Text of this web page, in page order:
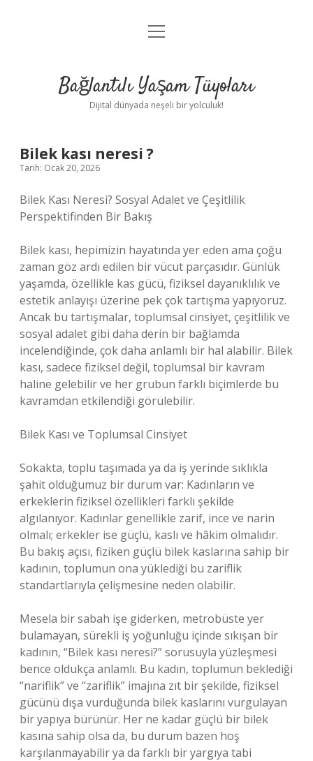
Anasayfa
Yasal Uyarı
menüyü
Bağlantılı Yaşam Tüyoları
Dijital dünyada neşeli bir yolculuk!
Bilek kası neresi ?
Tarih: Ocak 20, 2026
Bilek Kası Neresi? Sosyal Adalet ve Çeşitlilik
Perspektifinden Bir Bakış
Bilek kası, hepimizin hayatında yer eden ama çoğu
zaman göz ardı edilen bir vücut parçasıdır. Günlük
yaşamda, özellikle kas gücü, fiziksel dayanıklılık ve
estetik anlayışı üzerine pek çok tartışma yapıyoruz.
Ancak bu tartışmalar, toplumsal cinsiyet, çeşitlilik ve
sosyal adalet gibi daha derin bir bağlamda
incelendiğinde, çok daha anlamlı bir hal alabilir. Bilek
kası, sadece fiziksel değil, toplumsal bir kavram
haline gelebilir ve her grubun farklı biçimlerde bu
kavramdan etkilendiği görülebilir.
Bilek Kası ve Toplumsal Cinsiyet
Sokakta, toplu taşımada ya da iş yerinde sıklıkla
şahit olduğumuz bir durum var: Kadınların ve
erkeklerin fiziksel özellikleri farklı şekilde
algılanıyor. Kadınlar genellikle zarif, ince ve narin
olmalı; erkekler ise güçlü, kaslı ve hâkim olmalıdır.
Bu bakış açısı, fiziken güçlü bilek kaslarına sahip bir
kadının, toplumun ona yüklediği bu zariflik
standartlarıyla çelişmesine neden olabilir.
Mesela bir sabah işe giderken, metrobüste yer
bulamayan, sürekli iş yoğunluğu içinde sıkışan bir
kadının, “Bilek kası neresi?” sorusuyla yüzleşmesi
bence oldukça anlamlı. Bu kadın, toplumun beklediği
“nariflik” ve “zariflik” imajına zıt bir şekilde, fiziksel
gücünü dışa vurduğunda bilek kaslarını vurgulayan
bir yapıya bürünür. Her ne kadar güçlü bir bilek
kasına sahip olsa da, bu durum bazen hoş
karşılanmayabilir ya da farklı bir yargıya tabi